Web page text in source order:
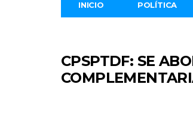
INICIO POLÍTICA
CPSPTDF: SE